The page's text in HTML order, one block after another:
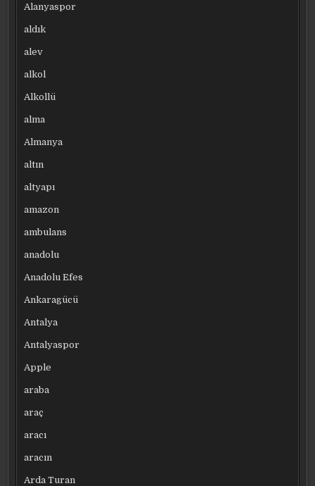
Alanyaspor
aldık
alev
alkol
Alkollü
alma
Almanya
altın
altyapı
amazon
ambulans
anadolu
Anadolu Efes
Ankaragücü
Antalya
Antalyaspor
Apple
araba
araç
aracı
aracın
Arda Turan